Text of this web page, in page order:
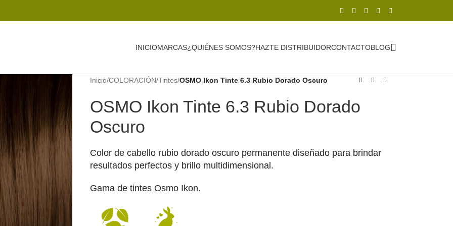
INICIOMARCAS¿QUIÉNES SOMOS?HAZTE DISTRIBUIDORCONTACTOBLOG
Inicio/COLORACIÓN/Tintes/OSMO Ikon Tinte 6.3 Rubio Dorado Oscuro
OSMO Ikon Tinte 6.3 Rubio Dorado
Oscuro
Color de cabello rubio dorado oscuro permanente diseñado para brindar
resultados perfectos y brillo multidimensional.
Gama de tintes Osmo Ikon.